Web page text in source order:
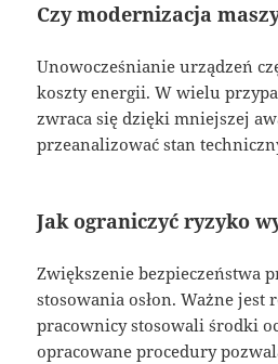
Czy modernizacja
Unowocześnianie urządzeń
koszty energii. W wielu
zwraca się dzięki mniejszej
przeanalizować stan
Jak ograniczyć ryzyko
Zwiększenie bezpieczeństwa
stosowania osłon. Ważne jest
pracownicy stosowali środki
opracowane procedury